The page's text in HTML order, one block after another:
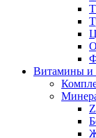
Витамины